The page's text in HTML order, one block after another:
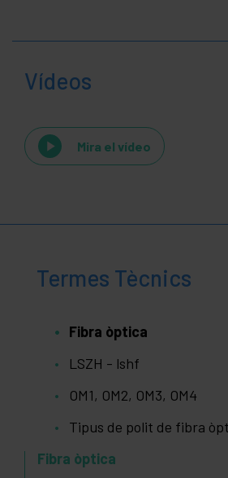
Vídeos
Mira el vídeo
Termes Tècnics
Fibra òptica
LSZH - lshf
OM1, OM2, OM3, OM4
Tipus de polit de fibra
Fibra òptica